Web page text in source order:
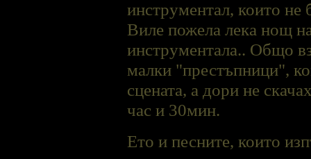
инструментал, които не
Виле пожела лека нощ
инструментала.. Общо
малки "престъпници",
сцената, а дори не
час и 30мин.
Ето и песните, които